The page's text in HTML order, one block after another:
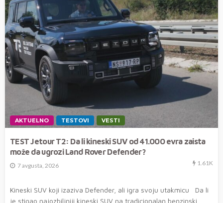
AKTUELNO TESTOVI VESTI
TEST Jetour T2: Da li kineski SUV od 41.000 evra zaista
može da ugrozi Land Rover Defender?
7 avgusta, 2026 1.61K
Kineski SUV koji izaziva Defender, ali igra svoju utakmicu Da li
je stigao najozbiljniji kineski SUV na tradicionalan benzinski...